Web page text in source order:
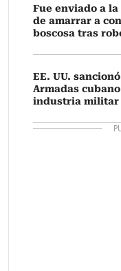
Fue enviado a
de amarrar a
boscosa tras
EE. UU.
Armadas
industria militar